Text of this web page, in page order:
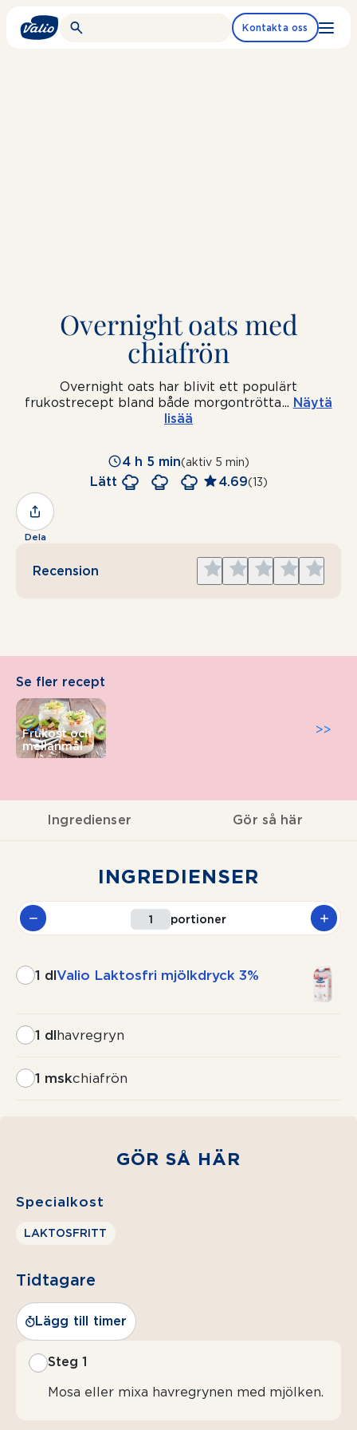
Kontakta oss
Overnight oats med
chiafrön
Overnight oats har blivit ett populärt
frukostrecept bland både morgontrötta... Näytä
lisää
4 h 5 min(aktiv 5 min)
Lätt 4.69(13)
Dela
Recension
Give
5
Give
4
Give
3
Give
2
Give
1
Se fler recept
Frukost och
mellanmål
>>
<<
Ingredienser Gör så här
INGREDIENSER
portioner
1 dlValio Laktosfri mjölkdryck 3%
1 dlhavregryn
1 mskchiafrön
GÖR SÅ HÄR
Specialkost
LAKTOSFRITT
Tidtagare
Lägg till timer
Steg 1
Mosa eller mixa havregrynen med mjölken.